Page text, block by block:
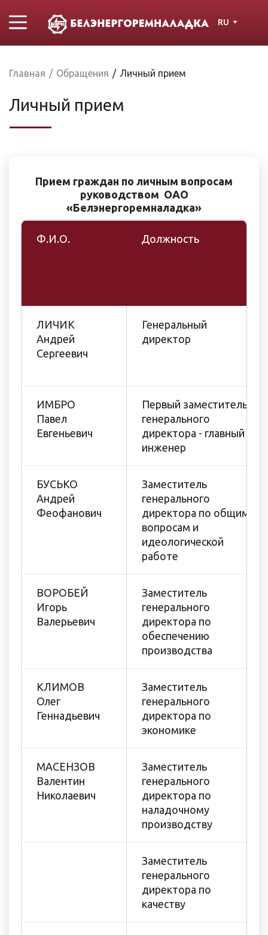
RU
Главная / Обращения / Личный прием
Личный прием
Прием граждан по личным вопросам
руководством ОАО
«Белэнергоремналадка»
Ф.И.О. Должность
ЛИЧИК
Андрей
Сергеевич
Генеральный
директор
ИМБРО
Павел
Евгеньевич
Первый заместитель
генерального
директора - главный
инженер
БУСЬКО
Андрей
Феофанович
Заместитель
генерального
директора по общим
вопросам и
идеологической
работе
ВОРОБЕЙ
Игорь
Валерьевич
Заместитель
генерального
директора по
обеспечению
производства
КЛИМОВ
Олег
Геннадьевич
Заместитель
генерального
директора по
экономике
МАСЕНЗОВ
Валентин
Николаевич
Заместитель
генерального
директора по
наладочному
производству
Заместитель
генерального
директора по
качеству